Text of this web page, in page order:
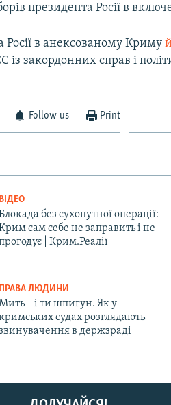
президента Росії в
в анексованому Криму
із закордонних справ і
Follow us Print
ВІДЕО
без сухопутної операції:
сам себе не заправить і не
| Крим.Реалії
ПРАВА ЛЮДИНИ
– і ти шпигун. Як у
судах розглядають
в держзраді